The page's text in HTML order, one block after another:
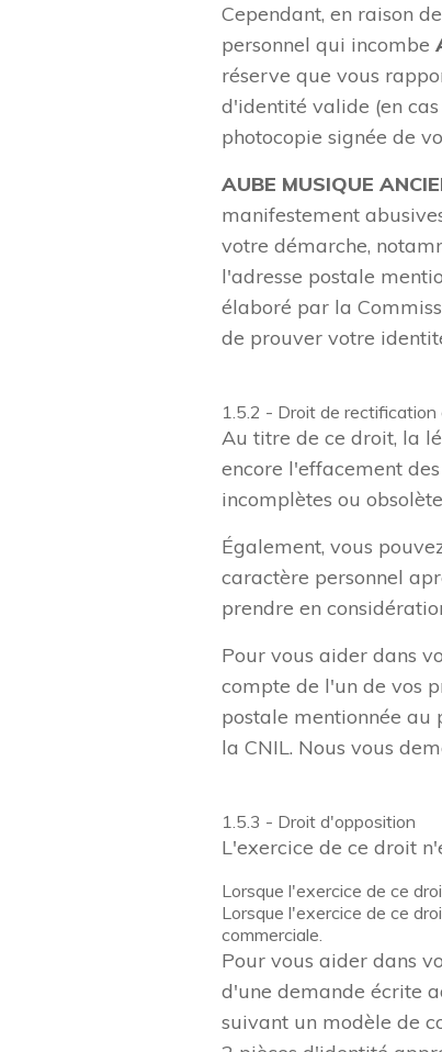
Cependant, en raison
personnel qui incombe
réserve que vous
d'identité valide (en
photocopie signée de
AUBE MUSIQUE
manifestement
votre démarche,
l'adresse postale
élaboré par la
de prouver votre
1.5.2 - Droit de rectification
Au titre de ce droit, la
encore l'effacement
incomplètes ou
Également, vous
caractère personnel
prendre en
Pour vous aider dans
compte de l'un de vos
postale mentionnée
la CNIL. Nous vous
1.5.3 - Droit d'opposition
L'exercice de ce droit
Lorsque l'exercice de ce
Lorsque l'exercice de ce
commerciale.
Pour vous aider dans
d'une demande écrite
suivant un modèle de